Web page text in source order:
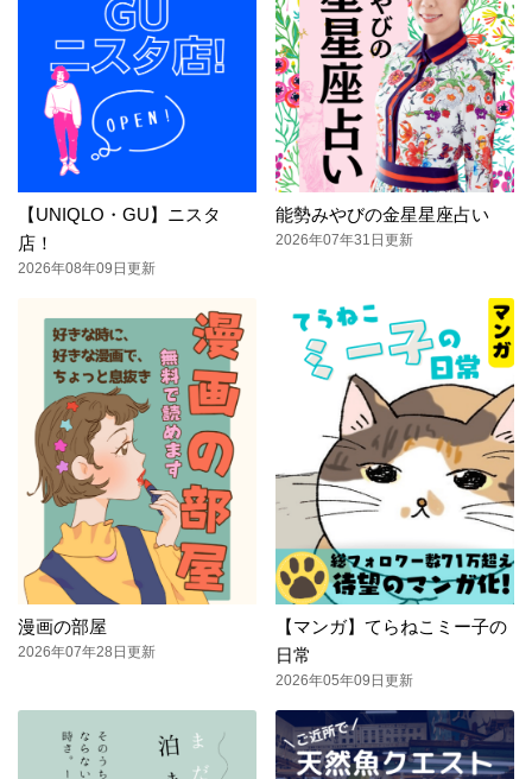
【UNIQLO・GU】ニスタ
店！
2026年08年09日更新
能勢みやびの金星星座占い
2026年07年31日更新
漫画の部屋
2026年07年28日更新
【マンガ】てらねこミー子の
日常
2026年05年09日更新